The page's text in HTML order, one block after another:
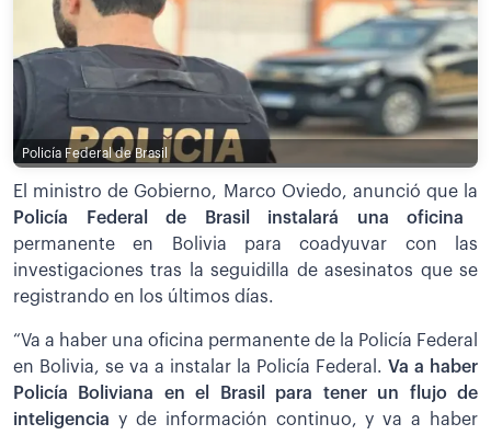
Policía Federal de Brasil
El ministro de Gobierno, Marco Oviedo, anunció que la
Policía Federal de Brasil instalará una oficina
permanente en Bolivia para coadyuvar con las
investigaciones tras la seguidilla de asesinatos que se
registrando en los últimos días.
“Va a haber una oficina permanente de la Policía Federal
en Bolivia, se va a instalar la Policía Federal. Va a haber
Policía Boliviana en el Brasil para tener un flujo de
inteligencia y de información continuo, y va a haber